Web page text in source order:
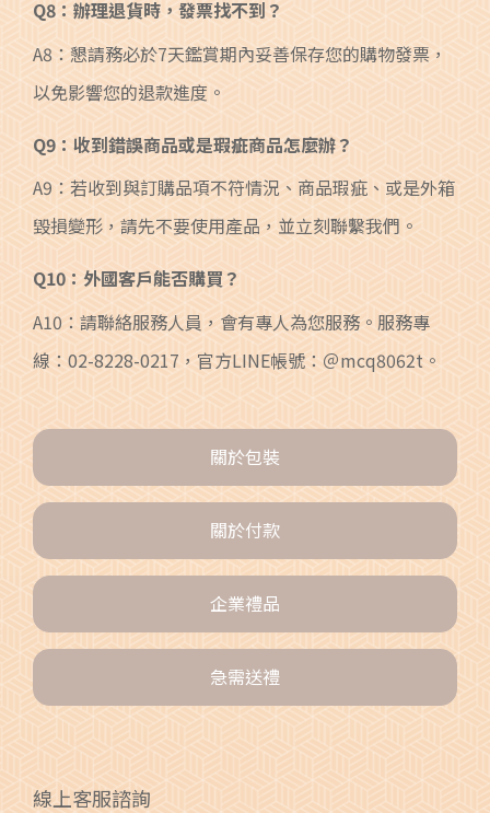
關於包裝
關於付款
企業禮品
急需送禮
線上客服諮詢
Q8：辦理退貨時，發票找不到？
A8：懇請務必於7天鑑賞期內妥善保存您的購物發票，
以免影響您的退款進度。
Q9：收到錯誤商品或是瑕疵商品怎麼辦？
A9：若收到與訂購品項不符情況、商品瑕疵、或是外箱
毀損變形，請先不要使用產品，並立刻聯繫我們。
Q10：外國客戶能否購買？
A10：請聯絡服務人員，會有專人為您服務。服務專
線：02-8228-0217，官方LINE帳號：＠mcq8062t。